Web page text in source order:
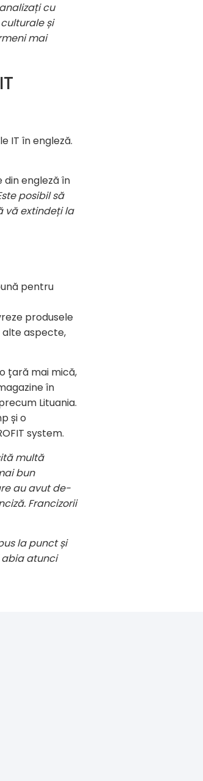
cu
și
mai
IT în engleză.
din engleză în
posibil să
vă extindeți la
pentru
produsele
alte aspecte,
țară mai mică,
în
Lituania.
și o
system.
multă
bun
au avut de-
Francizorii
la punct și
abia atunci